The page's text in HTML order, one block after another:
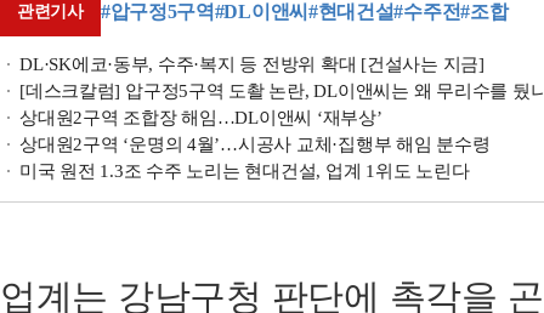
관련기사 #압구정5구역#DL이앤씨 #현대건설#수주전#조합
DL·SK에코·동부, 수주·복지 등 전방위 확대 [건설사는 지금]
[데스크칼럼] 압구정5구역 도촬 논란, DL이앤씨는 왜 무리수를 뒀
상대원2구역 조합장 해임…DL이앤씨 ‘재부상’
상대원2구역 ‘운명의 4월’…시공사 교체·집행부 해임 분수령
미국 원전 1.3조 수주 노리는 현대건설, 업계 1위도 노린다
업계는 강남구청 판단에 촉각을